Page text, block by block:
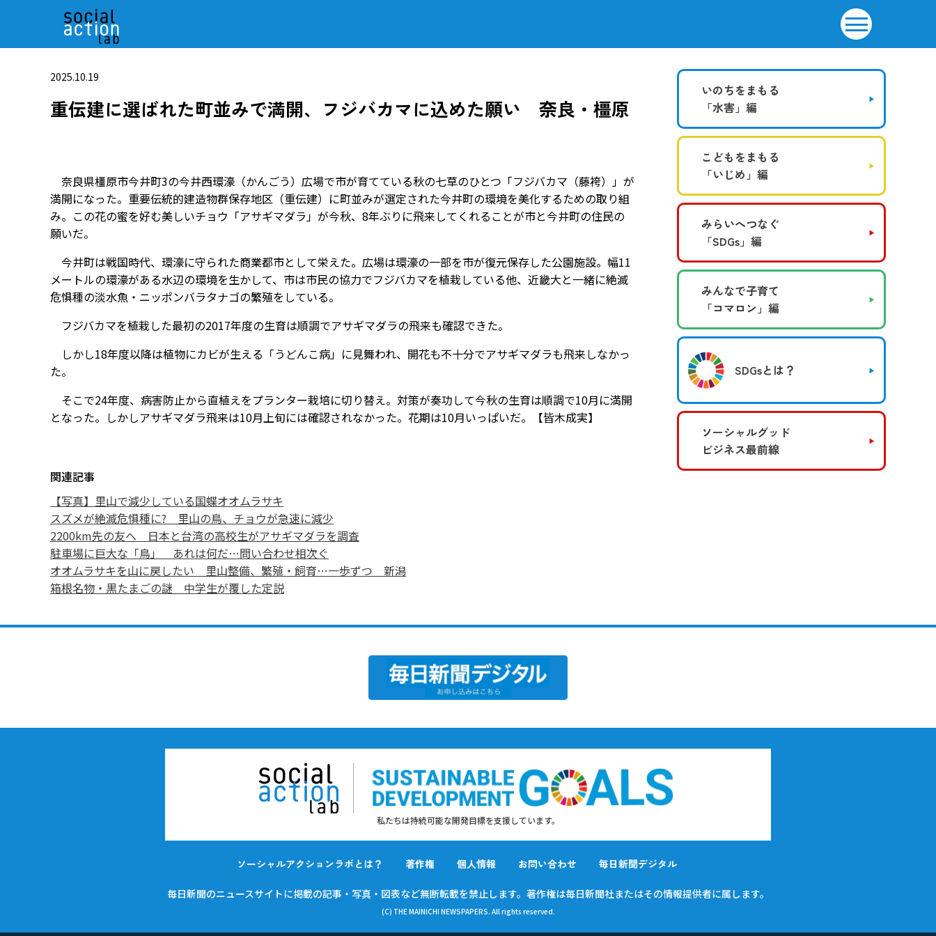
2025.10.19
重伝建に選ばれた町並みで満開、フジバカマに込めた願い 奈良・橿原
奈良県橿原市今井町3の今井西環濠（かんごう）広場で市が育てている秋の七草のひとつ「フジバカマ（藤袴）」が
満開になった。重要伝統的建造物群保存地区（重伝建）に町並みが選定された今井町の環境を美化するための取り組
み。この花の蜜を好む美しいチョウ「アサギマダラ」が今秋、8年ぶりに飛来してくれることが市と今井町の住民の
願いだ。
今井町は戦国時代、環濠に守られた商業都市として栄えた。広場は環濠の一部を市が復元保存した公園施設。幅11
メートルの環濠がある水辺の環境を生かして、市は市民の協力でフジバカマを植栽している他、近畿大と一緒に絶滅
危惧種の淡水魚・ニッポンバラタナゴの繁殖をしている。
フジバカマを植栽した最初の2017年度の生育は順調でアサギマダラの飛来も確認できた。
しかし18年度以降は植物にカビが生える「うどんこ病」に見舞われ、開花も不十分でアサギマダラも飛来しなかっ
た。
そこで24年度、病害防止から直植えをプランター栽培に切り替え。対策が奏功して今秋の生育は順調で10月に満開
となった。しかしアサギマダラ飛来は10月上旬には確認されなかった。花期は10月いっぱいだ。【皆木成実】
関連記事
【写真】里山で減少している国蝶オオムラサキ
スズメが絶滅危惧種に? 里山の鳥、チョウが急速に減少
2200km先の友へ 日本と台湾の高校生がアサギマダラを調査
駐車場に巨大な「鳥」 あれは何だ…問い合わせ相次ぐ
オオムラサキを山に戻したい 里山整備、繁殖・飼育…一歩ずつ 新潟
箱根名物・黒たまごの謎 中学生が覆した定説
いのちをまもる
「水害」編
こどもをまもる
「いじめ」編
みらいへつなぐ
「SDGs」編
みんなで子育て
「コマロン」編
SDGsとは？
ソーシャルグッド
ビジネス最前線
私たちは持続可能な開発目標を支援しています。
ソーシャルアクションラボとは？ 著作権 個人情報 お問い合わせ 毎日新聞デジタル
毎日新聞のニュースサイトに掲載の記事・写真・図表など無断転載を禁止します。 著作権は毎日新聞社またはその情報提供者に属します。
(C) THE MAINICHI NEWSPAPERS. All rights reserved.